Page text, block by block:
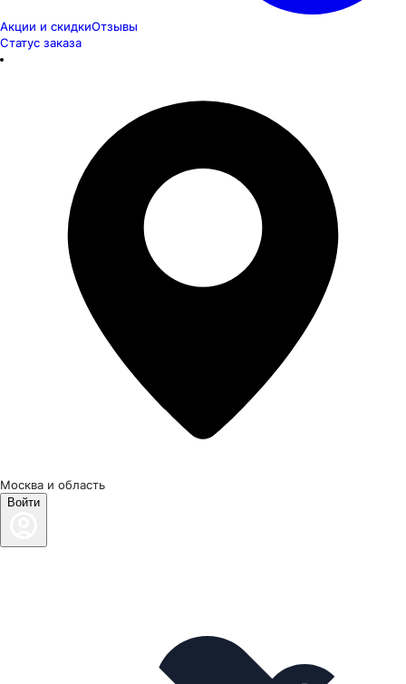
Акции и скидкиОтзывы
Статус заказа
Москва и область
Войти